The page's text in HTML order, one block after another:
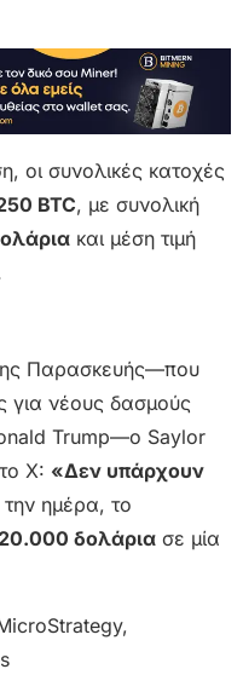
οι συνολικές κατοχές
BTC, με συνολική
και μέση τιμή
Παρασκευής—που
για νέους δασμούς
Trump—ο Saylor
X: «Δεν υπάρχουν
την ημέρα, το
20.000 δολάρια σε μία